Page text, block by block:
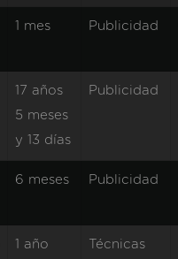
1 mes Publicidad
17 años
5 meses
y 13 días
Publicidad
6 meses Publicidad
1 año Técnicas